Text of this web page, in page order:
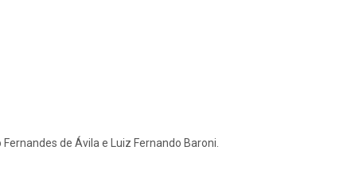
de Ávila e Luiz Fernando Baroni.